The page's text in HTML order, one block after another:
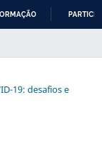
19: desafios e